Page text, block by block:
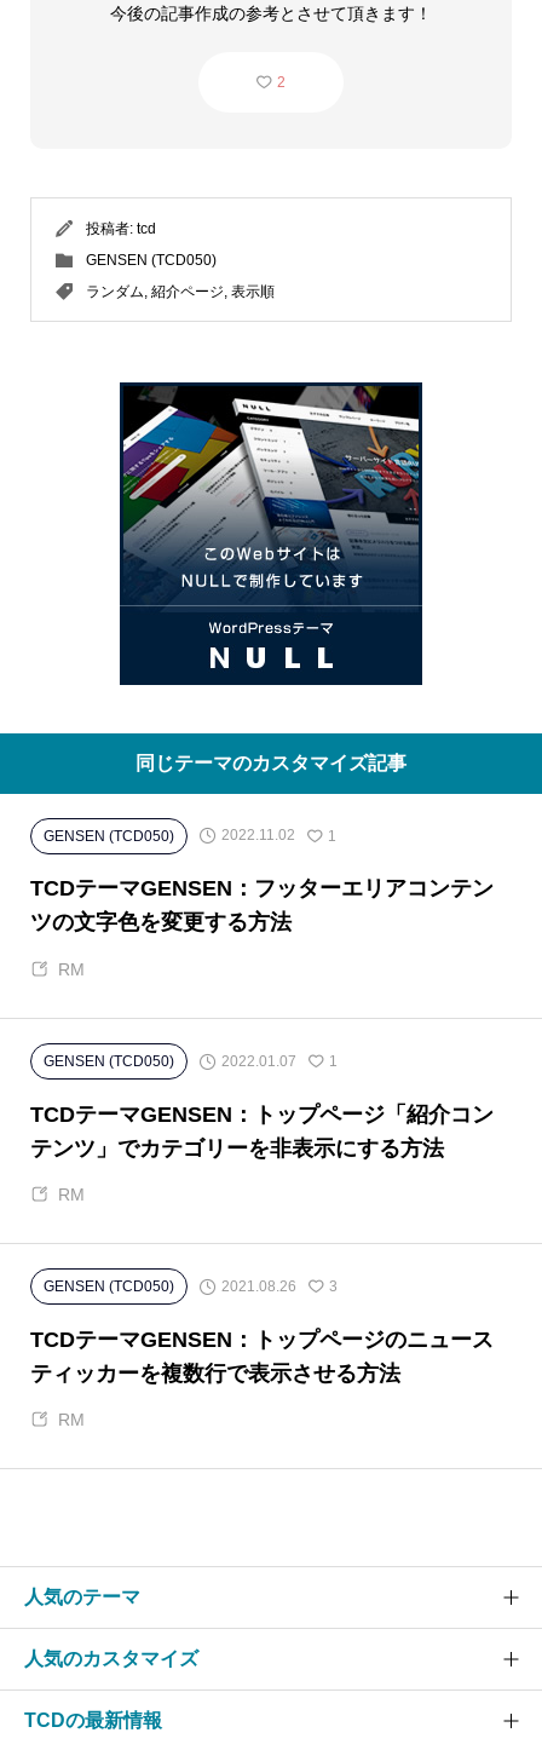
今後の記事作成の参考とさせて頂きます！
2
投稿者: tcd
GENSEN (TCD050)
ランダム, 紹介ページ, 表示順
同じテーマのカスタマイズ記事
GENSEN (TCD050) 2022.11.02 1
TCDテーマGENSEN：フッターエリアコンテン
ツの文字色を変更する方法
RM
GENSEN (TCD050) 2022.01.07 1
TCDテーマGENSEN：トップページ「紹介コン
テンツ」でカテゴリーを非表示にする方法
RM
GENSEN (TCD050) 2021.08.26 3
TCDテーマGENSEN：トップページのニュース
ティッカーを複数行で表示させる方法
RM
人気のテーマ
SOLARIS
人気のカスタマイズ
グローバルメニュー
TCDの最新情報